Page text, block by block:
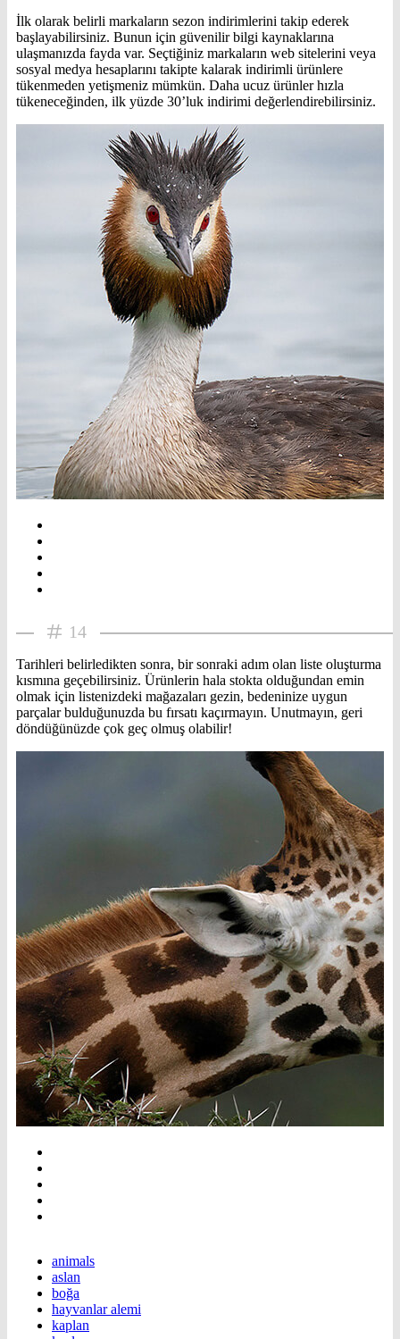
İlk olarak belirli markaların sezon indirimlerini takip ederek
başlayabilirsiniz. Bunun için güvenilir bilgi kaynaklarına
ulaşmanızda fayda var. Seçtiğiniz markaların web sitelerini veya
sosyal medya hesaplarını takipte kalarak indirimli ürünlere
tükenmeden yetişmeniz mümkün. Daha ucuz ürünler hızla
tükeneceğinden, ilk yüzde 30’luk indirimi değerlendirebilirsiniz.
14
Tarihleri belirledikten sonra, bir sonraki adım olan liste oluşturma
kısmına geçebilirsiniz. Ürünlerin hala stokta olduğundan emin
olmak için listenizdeki mağazaları gezin, bedeninize uygun
parçalar bulduğunuzda bu fırsatı kaçırmayın. Unutmayın, geri
döndüğünüzde çok geç olmuş olabilir!
animals
aslan
boğa
hayvanlar alemi
kaplan